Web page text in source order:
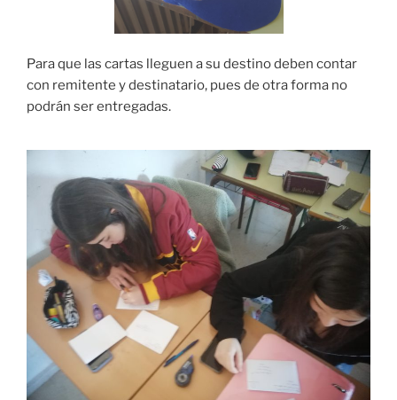
Para que las cartas lleguen a su destino deben contar
con remitente y destinatario, pues de otra forma no
podrán ser entregadas.